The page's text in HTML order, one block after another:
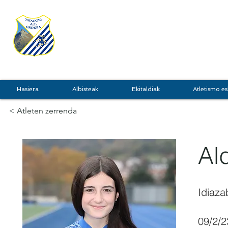
< Atleten zerrenda
09/2/
Hasiera Albisteak Ekitaldiak Atletismo